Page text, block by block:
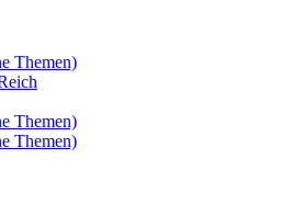
Themen)
Themen)
Themen)